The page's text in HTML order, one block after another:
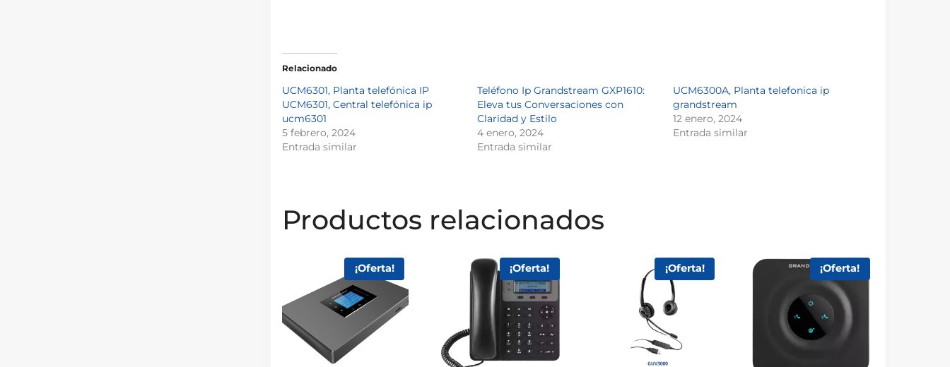
Relacionado
UCM6301, Planta telefónica IP
UCM6301, Central telefónica ip
ucm6301
5 febrero, 2024
Entrada similar
Teléfono Ip Grandstream GXP1610:
Eleva tus Conversaciones con
Claridad y Estilo
4 enero, 2024
Entrada similar
UCM6300A, Planta telefonica ip
grandstream
12 enero, 2024
Entrada similar
Productos relacionados
¡Oferta! ¡Oferta! ¡Oferta! ¡Oferta!